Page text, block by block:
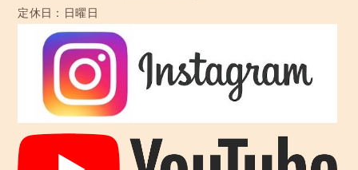
定休日：
日曜日